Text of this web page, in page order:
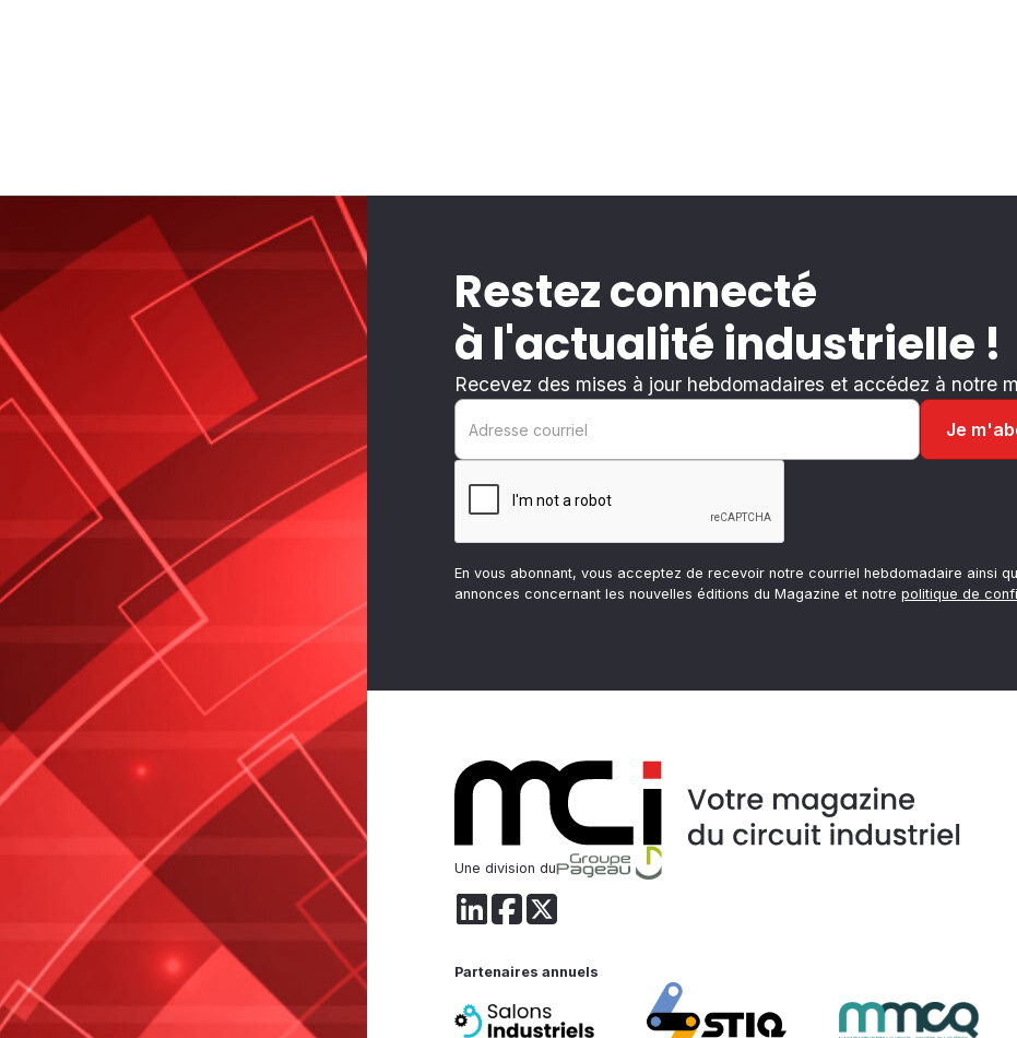
Restez connecté
à l'actualité industrielle !
Recevez des mises à jour hebdomadaires et accédez à notre
En vous abonnant, vous acceptez de recevoir notre courriel hebdomadaire ainsi
annonces concernant les nouvelles éditions du Magazine et notre politique de
Une division du
Partenaires annuels